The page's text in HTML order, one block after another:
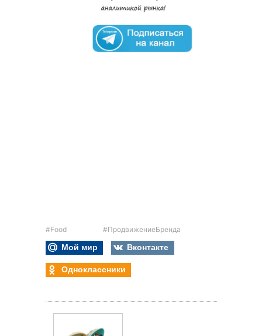
#Food #ПродвижениеБренда
Мой мир
Вконтакте
Одноклассники